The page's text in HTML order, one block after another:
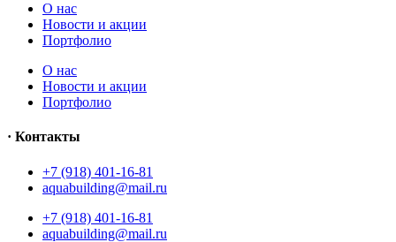
O нас
Новости и акции
Портфолио
O нас
Новости и акции
Портфолио
· Контакты
+7 (918) 401-16-81
aquabuilding@mail.ru
+7 (918) 401-16-81
aquabuilding@mail.ru